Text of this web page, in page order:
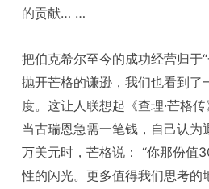
的贡献… …
把伯克希尔至今的成功经营归于
抛开芒格的谦逊，我们也看到了
度。这让人联想起《查理·芒格
当古瑞恩急需一笔钱，自己认为
万美元时，芒格说： “你那份值
性的闪光。更多值得我们思考的